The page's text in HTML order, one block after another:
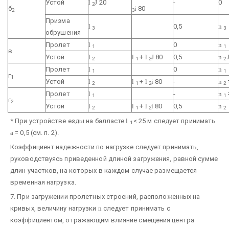
б2
Устой l 2Ј 20
3і 80
- 0
Призма
обрушения
l 3 0,5 n 3
в
Пролет l 1 0 n 1
Устой l 2 l 1 + l 2Ј 80 0,5 n 2
г1
Пролет l 1 0 n 1
Устой l 2 l 1 + l 2і 80 - n 2
г2
Пролет l 1 - n 1
Устой
l 2 l 1 + l 2і 80 0,5 n 2
* При устройстве езды на балластеl 1 < 25 м следует принимать
a = 0,5 (см. п. 2).
Коэффициент надежности по нагрузке следует принимать,
руководствуясь приведенной длиной загружения, равной сумме
длин участков, на которых в каждом случае размещается
временная нагрузка.
7. При загружении пролетных строений, расположенных на
кривых, величину нагрузки n следует принимать с
коэффициентом, отражающим влияние смещения центра